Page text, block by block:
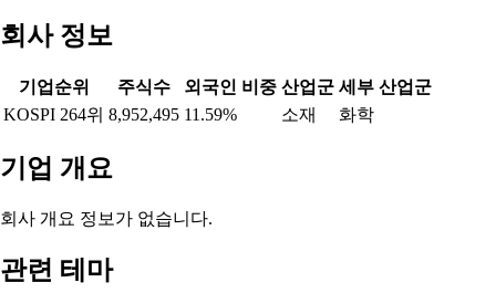
회사 정보
기업순위 주식수 외국인 비중 산업군 세부 산업군
KOSPI 264위 8,952,495 11.59% 소재 화학
기업 개요
회사 개요 정보가 없습니다.
관련 테마